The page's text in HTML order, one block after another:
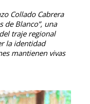
Collado Cabrera
de Blanco”, una
traje regional
la identidad
mantienen vivas